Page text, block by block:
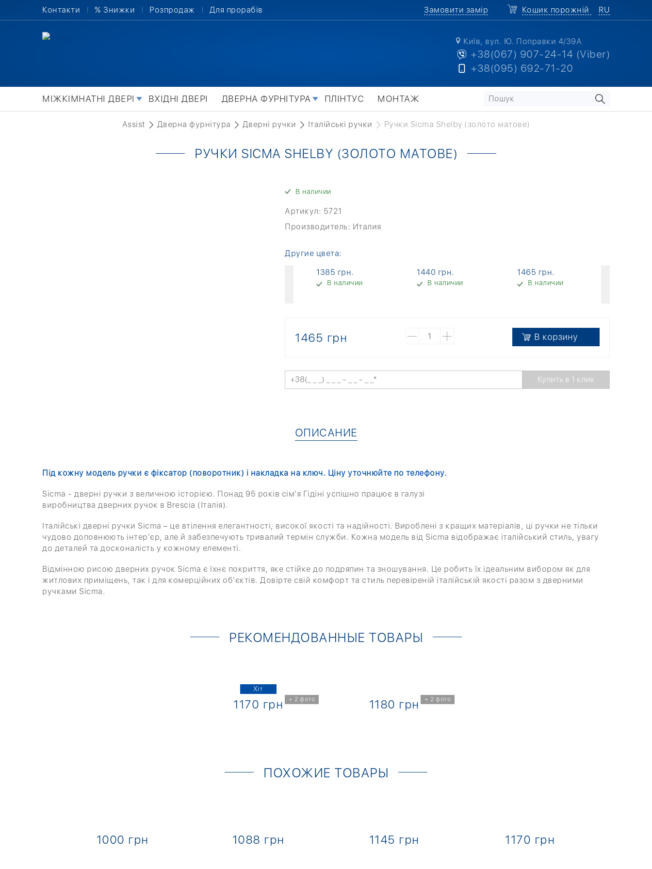
Контакти % Знижки Розпродаж Для прорабів Замовити замір Кошик порожній RU
Київ, вул. Ю. Поправки 4/39А
+38(067) 907-24-14 (Viber)
+38(095) 692-71-20
МІЖКІМНАТНІ ДВЕРІ ВХІДНІ ДВЕРІ ДВЕРНА ФУРНІТУРА ПЛІНТУС МОНТАЖ
Assist Дверна фурнітура Дверні ручки Італійські ручки Ручки Sicma Shelby (золото матове)
РУЧКИ SICMA SHELBY (ЗОЛОТО МАТОВЕ)
В наличии
Артикул: 5721
Производитель: Италия
Другие цвета:
1385 грн.
В наличии
1440 грн.
В наличии
1465 грн.
В наличии
1465 грн В корзину
ОПИСАНИЕ
Під кожну модель ручки є фіксатор (поворотник) і накладка на ключ. Ціну уточнюйте по телефону.
Sicma - дверні ручки з величною історією. Понад 95 років сім'я Гідіні успішно працює в галузі
виробництва дверних ручок в Brescia (Італія).
Італійські дверні ручки Sicma – це втілення елегантності, високої якості та надійності. Вироблені з кращих матеріалів, ці ручки не тільки
чудово доповнюють інтер'єр, але й забезпечують тривалий термін служби. Кожна модель від Sicma відображає італійський стиль, увагу
до деталей та досконалість у кожному елементі.
Відмінною рисою дверних ручок Sicma є їхнє покриття, яке стійке до подряпин та зношування. Це робить їх ідеальним вибором як для
житлових приміщень, так і для комерційних об'єктів. Довірте свій комфорт та стиль перевіреній італійській якості разом з дверними
ручками Sicma.
РЕКОМЕНДОВАННЫЕ ТОВАРЫ
Хіт
+ 2 фото
1170 грн + 2 фото
1180 грн
ПОХОЖИЕ ТОВАРЫ
1000 грн 1088 грн 1145 грн 1170 грн